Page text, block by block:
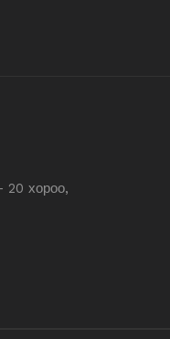
20 хороо,